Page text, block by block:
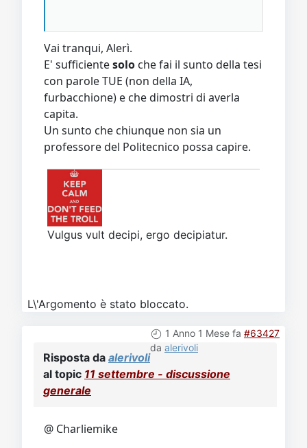
Vai tranqui, Alerì.
E' sufficientesolo che fai il sunto della tesi
con parole TUE (non della IA,
furbacchione) e che dimostri di averla
capita.
Un sunto che chiunque non sia un
professore del Politecnico possa capire.
Vulgus vult decipi, ergo decipiatur.
L\'Argomento è stato bloccato.
1 Anno 1 Mese fa #63427
da alerivoli
Risposta da alerivoli
al topic 11 settembre - discussione
generale
@ Charliemike